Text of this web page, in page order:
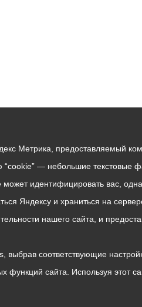
Метрика,
“cookie” — небольшие текстовые
идентифицировать вас,
Яндексу и храниться на
нашего сайта, и
выбрав соответствующие
функций сайта. Используя этот